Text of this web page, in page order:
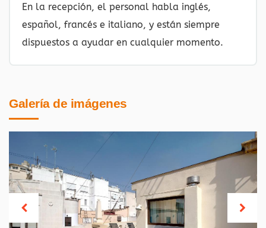
En la recepción, el personal habla inglés,
español, francés e italiano, y están siempre
dispuestos a ayudar en cualquier momento.
Galería de imágenes